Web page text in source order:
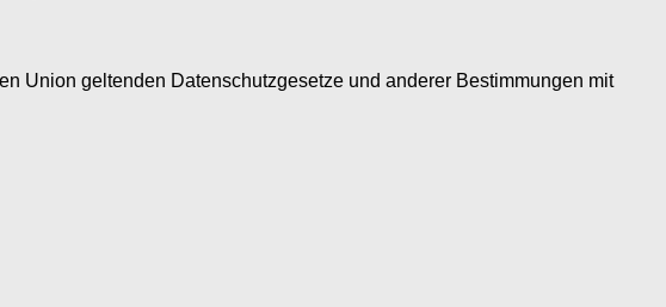
Union geltenden Datenschutzgesetze und anderer Bestimmungen mit